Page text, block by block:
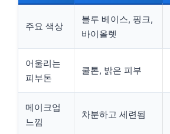
주요 색상
블루 베이스, 핑크,
바이올렛
어울리는
피부톤
쿨톤, 밝은 피부
메이크업
느낌
차분하고 세련됨